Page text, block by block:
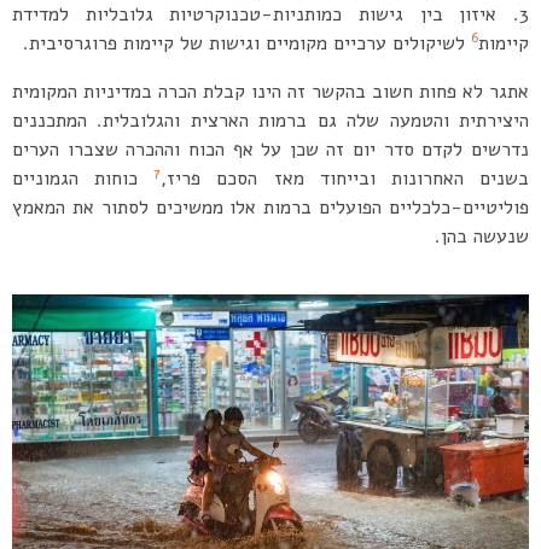
איזון בין גישות כמותניות-טכנוקרטיות גלובליות למדידת
קיימות6 לשיקולים ערכיים מקומיים וגישות של קיימות פרוגרסיבית.
אתגר לא פחות חשוב בהקשר זה הינו קבלת הכרה במדיניות המקומית
היצירתית והטמעה שלה גם ברמות הארצית והגלובלית. המתכננים
נדרשים לקדם סדר יום זה שכן על אף הכוח וההכרה שצברו הערים
בשנים האחרונות ובייחוד מאז הסכם פריז,7כוחות הגמוניים
פוליטיים-כלכליים הפועלים ברמות אלו ממשיכים לסתור את המאמץ
שנעשה בהן.